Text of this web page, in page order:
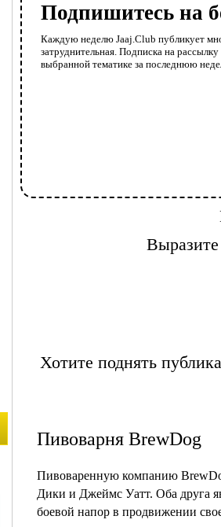
Подпишитесь на
Каждую неделю Jaaj.Club публикует
затруднительная. Подписка на
выбранной тематике за последнюю
Выразите
Хотите поднять
Пивоварня BrewDog
Пивоваренную компанию
Дики и Джеймс Уатт. Оба друга
боевой напор в продвижении